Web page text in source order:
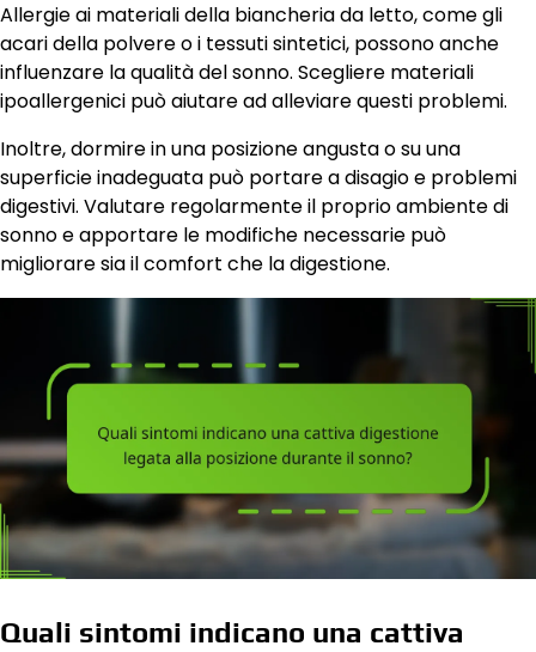
Allergie ai materiali della biancheria da letto, come gli
acari della polvere o i tessuti sintetici, possono anche
influenzare la qualità del sonno. Scegliere materiali
ipoallergenici può aiutare ad alleviare questi problemi.
Inoltre, dormire in una posizione angusta o su una
superficie inadeguata può portare a disagio e problemi
digestivi. Valutare regolarmente il proprio ambiente di
sonno e apportare le modifiche necessarie può
migliorare sia il comfort che la digestione.
Quali sintomi indicano una cattiva